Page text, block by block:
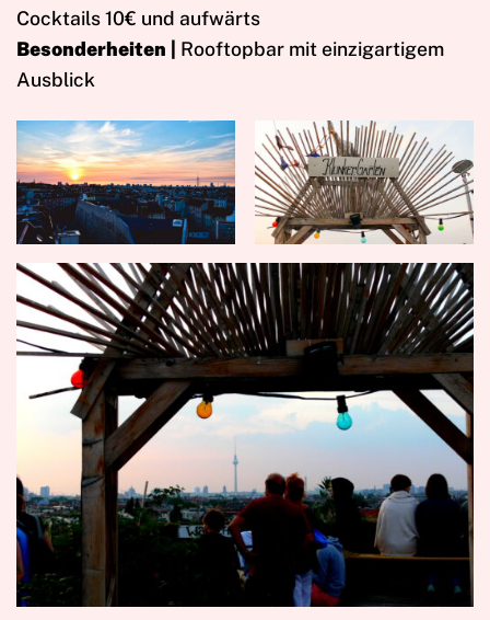
Cocktails 10€ und aufwärts
Besonderheiten | Rooftopbar mit einzigartigem
Ausblick